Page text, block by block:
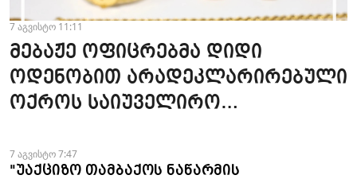
7 აგვისტო 11:11
მებაჟე ოფიცრებმა დიდი
ოდენობით არადეკლარირებული
ოქროს საიუველირო
ფაქტები აღკვეთეს
7 აგვისტო 7:47
"უაქციზო თამბაქოს ნაწარმის